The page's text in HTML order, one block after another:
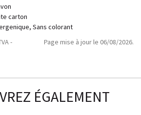
carton
Sans colorant
-
Page mise à jour le 06/08/2026.
ÉGALEMENT